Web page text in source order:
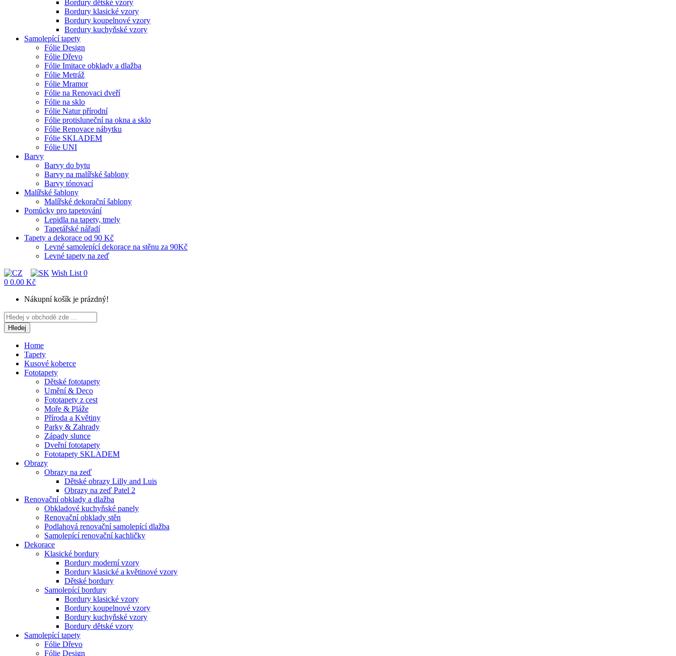
Bordury dětské vzory
Bordury klasické vzory
Bordury koupelnové vzory
Bordury kuchyňské vzory
Samolepící tapety
Fólie Design
Fólie Dřevo
Fólie Imitace obklady a dlažba
Fólie Metráž
Fólie Mramor
Fólie na Renovaci dveří
Fólie na sklo
Fólie Natur přírodní
Fólie protisluneční na okna a sklo
Fólie Renovace nábytku
Fólie SKLADEM
Fólie UNI
Barvy
Barvy do bytu
Barvy na malířské šablony
Barvy tónovací
Malířské šablony
Malířské dekorační šablony
Pomůcky pro tapetování
Lepidla na tapety, tmely
Tapetářské nářadí
Tapety a dekorace od 90 Kč
Levné samolepící dekorace na stěnu za 90Kč
Levné tapety na zeď
Wish List 0
0 0.00 Kč
Nákupní košík je prázdný!
Hledej
Home
Tapety
Kusové koberce
Fototapety
Dětské fototapety
Umění & Deco
Fototapety z cest
Moře & Pláže
Příroda a Květiny
Parky & Zahrady
Západy slunce
Dveřní fototapety
Fototapety SKLADEM
Obrazy
Obrazy na zeď
Dětské obrazy Lilly and Luis
Obrazy na zeď Patel 2
Renovační obklady a dlažba
Obkladové kuchyňské panely
Renovační obklady stěn
Podlahová renovační samolepící dlažba
Samolepící renovační kachličky
Dekorace
Klasické bordury
Bordury moderní vzory
Bordury klasické a květinové vzory
Dětské bordury
Samolepící bordury
Bordury klasické vzory
Bordury koupelnové vzory
Bordury kuchyňské vzory
Bordury dětské vzory
Samolepící tapety
Fólie Dřevo
Fólie Design